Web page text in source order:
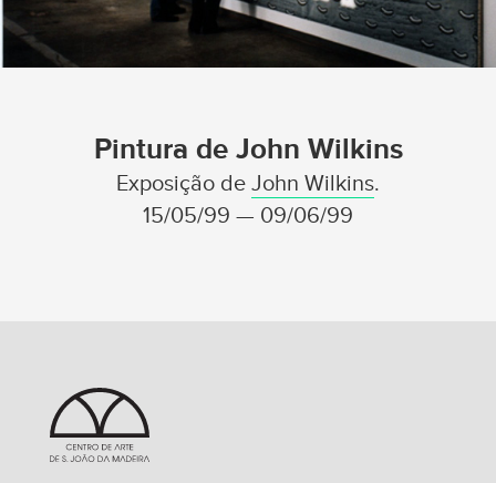
Pintura de John Wilkins
Exposição de John Wilkins.
15/05/99 — 09/06/99